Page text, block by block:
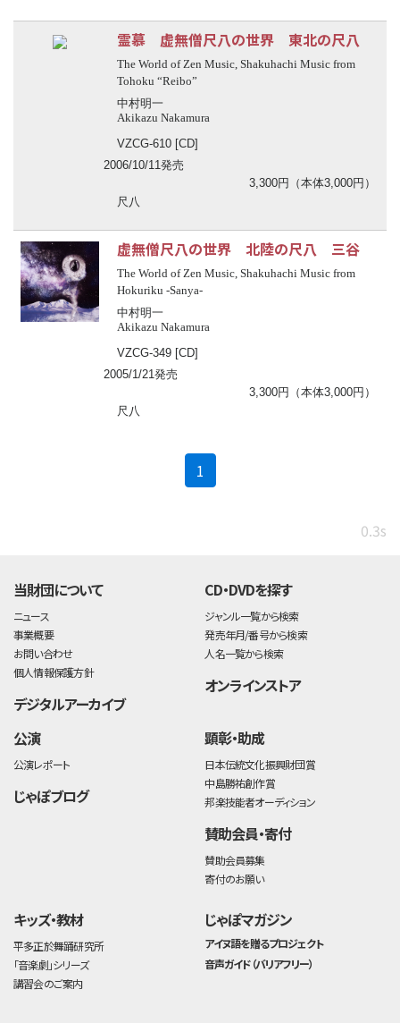
霊慕 虚無僧尺八の世界 東北の尺八
The World of Zen Music, Shakuhachi Music from
Tohoku “Reibo”
中村明一
Akikazu Nakamura
VZCG-610 [CD]
2006/10/11発売
3,300円（本体3,000円）
尺八
虚無僧尺八の世界 北陸の尺八 三谷
The World of Zen Music, Shakuhachi Music from
Hokuriku -Sanya-
中村明一
Akikazu Nakamura
VZCG-349 [CD]
2005/1/21発売
3,300円（本体3,000円）
尺八
1
0.3s
当財団について
ニュース
事業概要
お問い合わせ
個人情報保護方針
デジタルアーカイブ
CD・DVDを探す
ジャンル一覧から検索
発売年月/番号から検索
人名一覧から検索
オンラインストア
公演
公演レポート
じゃぽブログ
顕彰・助成
日本伝統文化振興財団賞
中島勝祐創作賞
邦楽技能者オーディション
賛助会員・寄付
賛助会員募集
寄付のお願い
キッズ・教材
平多正於舞踊研究所
「音楽劇」シリーズ
講習会のご案内
じゃぽマガジン
アイヌ語を贈るプロジェクト
音声ガイド（バリアフリー）